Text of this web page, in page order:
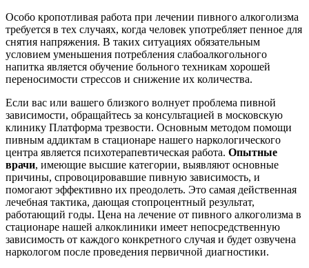
Особо кропотливая работа при лечении пивного алкоголизма
требуется в тех случаях, когда человек употребляет пенное для
снятия напряжения. В таких ситуациях обязательным
условием уменьшения потребления слабоалкогольного
напитка является обучение больного техникам хорошей
переносимости стрессов и снижение их количества.
Если вас или вашего близкого волнует проблема пивной
зависимости, обращайтесь за консультацией в московскую
клинику Платформа трезвости. Основным методом помощи
пивным аддиктам в стационаре нашего наркологического
центра является психотерапевтическая работа. Опытные
врачи, имеющие высшие категории, выявляют основные
причины, спровоцировавшие пивную зависимость, и
помогают эффективно их преодолеть. Это самая действенная
лечебная тактика, дающая стопроцентный результат,
работающий годы. Цена на лечение от пивного алкоголизма в
стационаре нашей алкоклиники имеет непосредственную
зависимость от каждого конкретного случая и будет озвучена
наркологом после проведения первичной диагностики.